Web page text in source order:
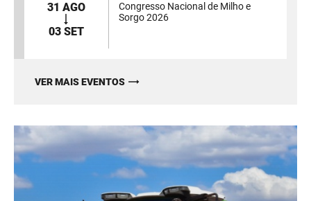
31 AGO
03 SET
Congresso Nacional de Milho e
Sorgo 2026
VER MAIS EVENTOS